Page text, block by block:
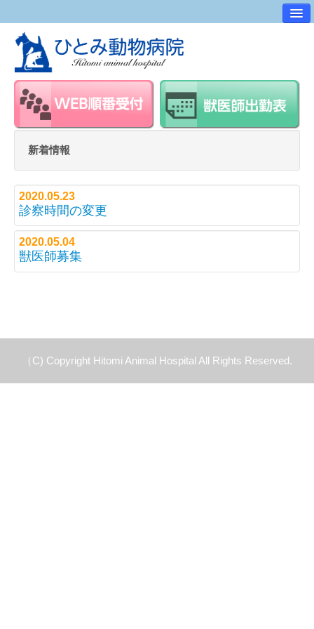
病院案内
交通アクセス
ワンポイントアドバイス
スタッフ紹介
求人・採用情報
新着情報
2020.05.23
診察時間の変更
2020.05.04
獣医師募集
（C) Copyright Hitomi Animal Hospital All Rights Reserved.